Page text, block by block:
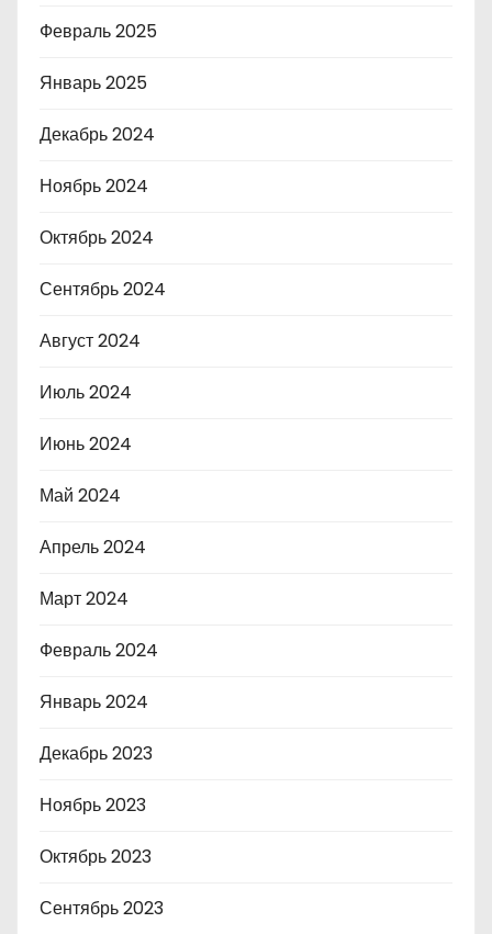
Февраль 2025
Январь 2025
Декабрь 2024
Ноябрь 2024
Октябрь 2024
Сентябрь 2024
Август 2024
Июль 2024
Июнь 2024
Май 2024
Апрель 2024
Март 2024
Февраль 2024
Январь 2024
Декабрь 2023
Ноябрь 2023
Октябрь 2023
Сентябрь 2023